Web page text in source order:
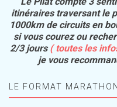
itinéraires traversant le
1000km de circuits en
si vous courez ou
2/3 jours( toutes les
je vous
LE FORMAT